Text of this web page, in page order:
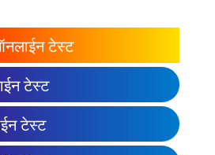
टेस्ट
टेस्ट
टेस्ट